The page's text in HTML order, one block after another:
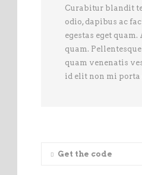
Curabitur blandit
odio, dapibus ac
egestas eget quam.
quam.
quam venenatis
id elit non mi porta
Get the code